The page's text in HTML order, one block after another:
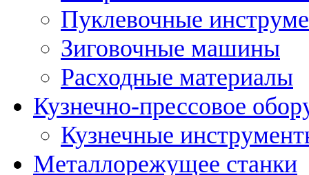
Пуклевочные
Зиговочные машины
Расходные материалы
Кузнечно-прессовое
Кузнечные
Металлорежущее станки